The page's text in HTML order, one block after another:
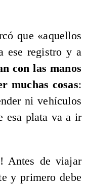
que «aquellos
ese registro y a
con las manos
muchas cosas:
ni vehículos
esa plata va a ir
Antes de viajar
y primero debe